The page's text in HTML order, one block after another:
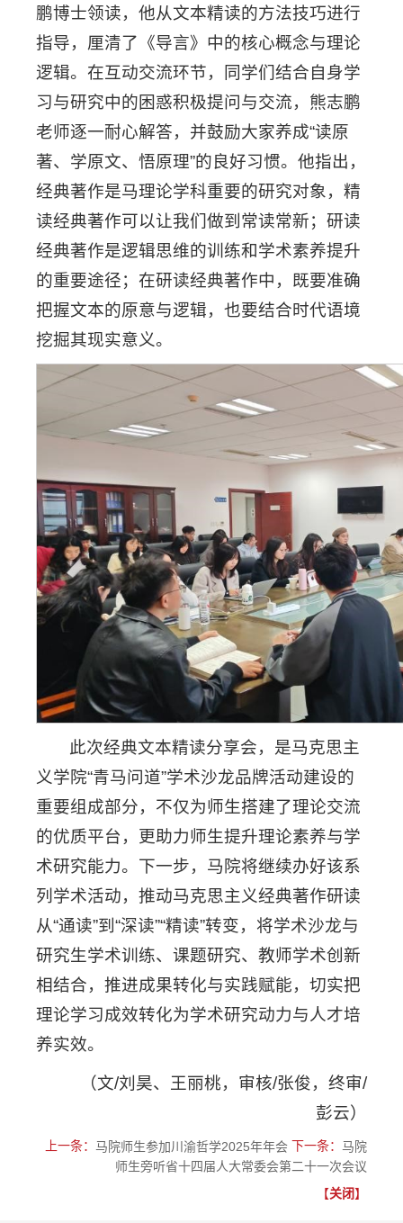
鹏博士领读，他从文本精读的方法技巧进行
指导，厘清了《导言》中的核心概念与理论
逻辑。在互动交流环节，同学们结合自身学
习与研究中的困惑积极提问与交流，熊志鹏
老师逐一耐心解答，并鼓励大家养成“读原
著、学原文、悟原理”的良好习惯。他指出，
经典著作是马理论学科重要的研究对象，精
读经典著作可以让我们做到常读常新；研读
经典著作是逻辑思维的训练和学术素养提升
的重要途径；在研读经典著作中，既要准确
把握文本的原意与逻辑，也要结合时代语境
挖掘其现实意义。
此次经典文本精读分享会，是马克思主
义学院“青马问道”学术沙龙品牌活动建设的
重要组成部分，不仅为师生搭建了理论交流
的优质平台，更助力师生提升理论素养与学
术研究能力。下一步，马院将继续办好该系
列学术活动，推动马克思主义经典著作研读
从“通读”到“深读”“精读”转变，将学术沙龙与
研究生学术训练、课题研究、教师学术创新
相结合，推进成果转化与实践赋能，切实把
理论学习成效转化为学术研究动力与人才培
养实效。
（文/刘昊、王丽桃，审核/张俊，终审/
彭云）
上一条： 马院师生参加川渝哲学2025年年会 下一条： 马院
师生旁听省十四届人大常委会第二十一次会议
【关闭】